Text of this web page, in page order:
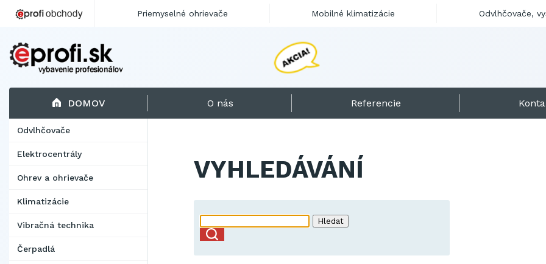
DOMOV O nás Referencie
Odvlhčovače
Elektrocentrály
Ohrev a ohrievače
Klimatizácie
Vibračná technika
Čerpadlá
VYHLEDÁVÁNÍ
Hledat
Priemyselné ohrievače Mobilné klimatizácie Odvlhčovače,